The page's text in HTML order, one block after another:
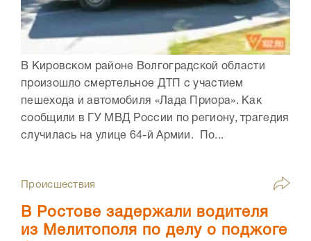
В Кировском районе Волгоградской области
произошло смертельное ДТП с участием
пешехода и автомобиля «Лада Приора». Как
сообщили в ГУ МВД России по региону, трагедия
случилась на улице 64-й Армии. По...
Происшествия
В Ростове задержали водителя
из Мелитополя по делу о поджоге